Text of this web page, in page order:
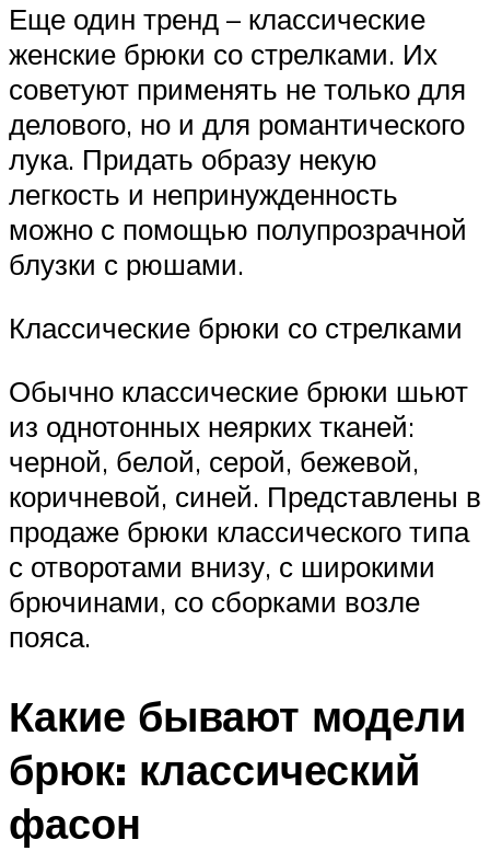
Еще один тренд – классические
женские брюки со стрелками. Их
советуют применять не только для
делового, но и для романтического
лука. Придать образу некую
легкость и непринужденность
можно с помощью полупрозрачной
блузки с рюшами.
Классические брюки со стрелками
Обычно классические брюки шьют
из однотонных неярких тканей:
черной, белой, серой, бежевой,
коричневой, синей. Представлены в
продаже брюки классического типа
с отворотами внизу, с широкими
брючинами, со сборками возле
пояса.
Какие бывают модели
брюк: классический
фасон